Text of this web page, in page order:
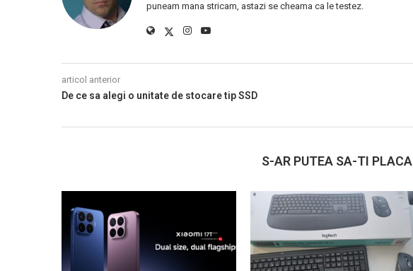
puneam mana stricam, astazi se cheama ca le testez.
articol anterior
De ce sa alegi o unitate de stocare tip SSD
S-AR PUTEA SA-TI PLACA